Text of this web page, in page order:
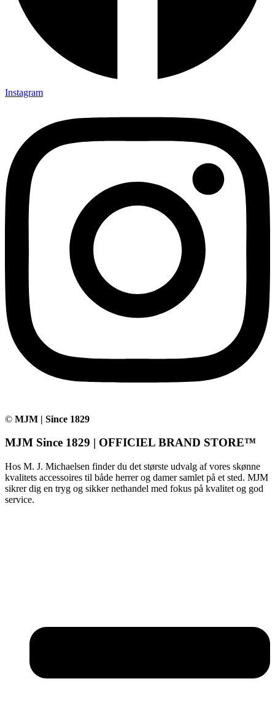
Instagram
© MJM | Since 1829
MJM Since 1829 | OFFICIEL BRAND STORE™
Hos M. J. Michaelsen finder du det største udvalg af vores skønne
kvalitets accessoires til både herrer og damer samlet på et sted. MJM
sikrer dig en tryg og sikker nethandel med fokus på kvalitet og god
service.